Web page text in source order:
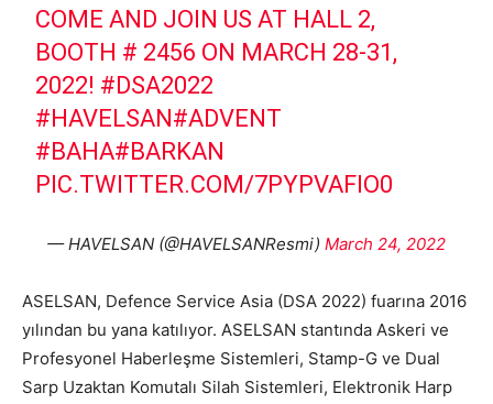
COME AND JOIN US AT HALL 2,
BOOTH # 2456 ON MARCH 28-31,
2022! #DSA2022
#HAVELSAN#ADVENT
#BAHA#BARKAN
PIC.TWITTER.COM/7PYPVAFIO0
— HAVELSAN (@HAVELSANResmi) March 24, 2022
ASELSAN, Defence Service Asia (DSA 2022) fuarına 2016
yılından bu yana katılıyor. ASELSAN stantında Askeri ve
Profesyonel Haberleşme Sistemleri, Stamp-G ve Dual
Sarp Uzaktan Komutalı Silah Sistemleri, Elektronik Harp